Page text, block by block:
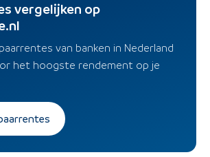
vergelijken op
van banken in Nederland
het hoogste rendement op je